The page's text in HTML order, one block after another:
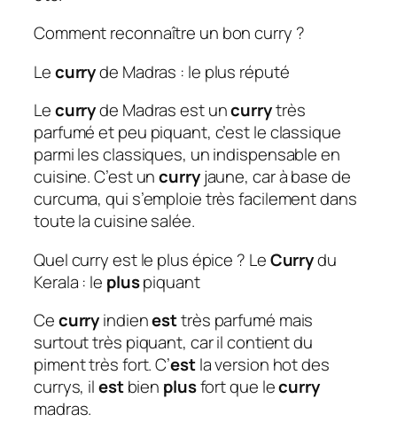
Comment reconnaître un bon curry ?
Lecurryde Madras : le plus réputé
Lecurryde Madras est uncurrytrès
parfumé et peu piquant, c’est le classique
parmi les classiques, un indispensable en
cuisine. C’est uncurryjaune, car à base de
curcuma, qui s’emploie très facilement dans
toute la cuisine salée.
Quel curry est le plus épice ? LeCurrydu
Kerala : le pluspiquant
Cecurryindienesttrès parfumé mais
surtout très piquant, car il contient du
piment très fort. C’estla version hot des
currys, ilestbien plusfort que lecurry
madras.